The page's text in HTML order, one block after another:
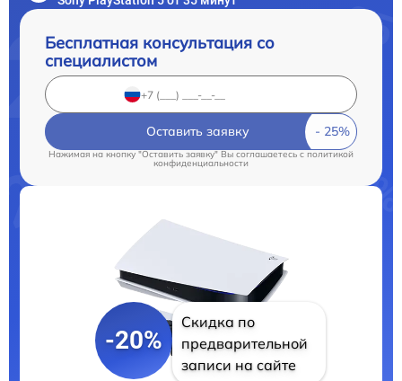
Бесплатная консультация со
специалистом
Оставить заявку
Нажимая на кнопку "Оставить заявку" Вы соглашаетесь cполитикой
конфиденциальности
-20%
Скидка по
предварительной
записи на сайте